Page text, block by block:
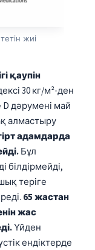
жиі
қаупін
30 кг/м²-ден
D дәрумені май
алмастыру
адамдарда
Бұл
білдірмейді,
теріге
65 жастан
жас
Үйден
ендіктерде